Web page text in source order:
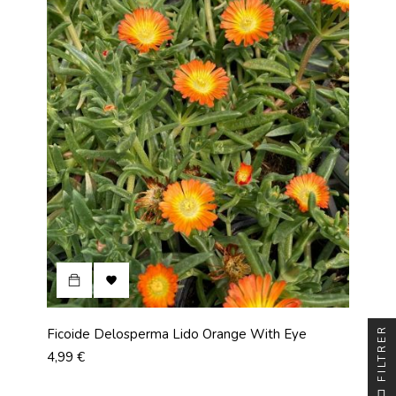

Ficoide Delosperma Lido Orange With Eye
Prix
4,99 € FILTRER